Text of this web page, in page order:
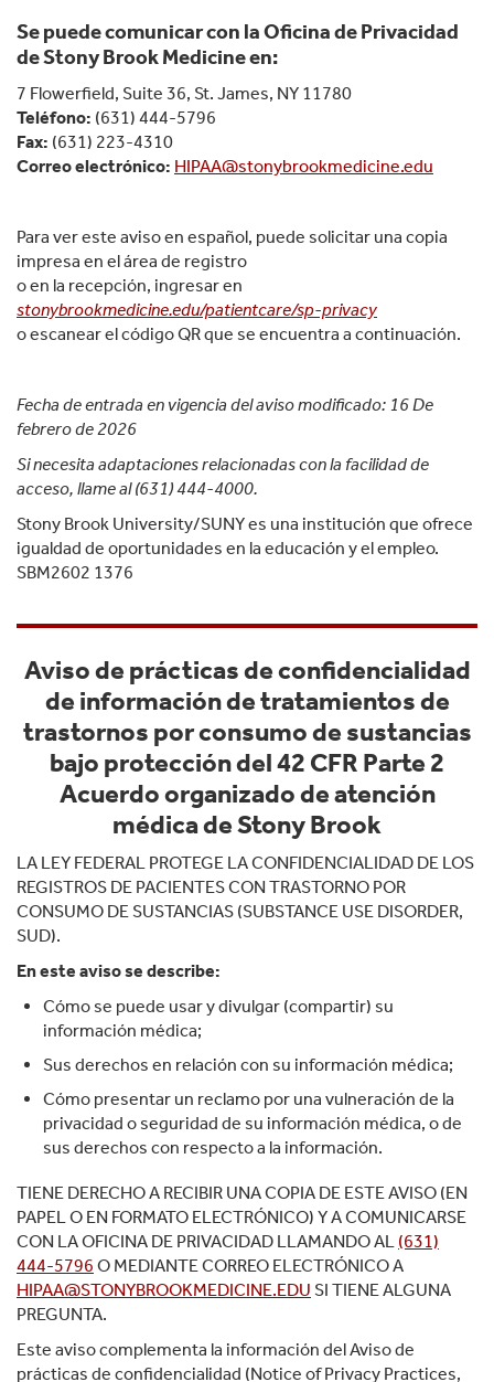
Se puede comunicar con la Oficina de Privacidad
de Stony Brook Medicine en:
7 Flowerfield, Suite 36, St. James, NY 11780
Teléfono: (631) 444-5796
Fax: (631) 223-4310
Correo electrónico: HIPAA@stonybrookmedicine.edu
Para ver este aviso en español, puede solicitar una copia
impresa en el área de registro
o en la recepción, ingresar en
stonybrookmedicine.edu/patientcare/sp-privacy
o escanear el código QR que se encuentra a continuación.
Fecha de entrada en vigencia del aviso modificado: 16 De
febrero de 2026
Si necesita adaptaciones relacionadas con la facilidad de
acceso, llame al (631) 444-4000.
Stony Brook University/SUNY es una institución que ofrece
igualdad de oportunidades en la educación y el empleo.
SBM2602 1376
Aviso de prácticas de confidencialidad
de información de tratamientos de
trastornos por consumo de sustancias
bajo protección del 42 CFR Parte 2
Acuerdo organizado de atención
médica de Stony Brook
LA LEY FEDERAL PROTEGE LA CONFIDENCIALIDAD DE LOS
REGISTROS DE PACIENTES CON TRASTORNO POR
CONSUMO DE SUSTANCIAS (SUBSTANCE USE DISORDER,
SUD).
En este aviso se describe:
Cómo se puede usar y divulgar (compartir) su
información médica;
Sus derechos en relación con su información médica;
Cómo presentar un reclamo por una vulneración de la
privacidad o seguridad de su información médica, o de
sus derechos con respecto a la información.
TIENE DERECHO A RECIBIR UNA COPIA DE ESTE AVISO (EN
PAPEL O EN FORMATO ELECTRÓNICO) Y A COMUNICARSE
CON LA OFICINA DE PRIVACIDAD LLAMANDO AL (631)
444-5796 O MEDIANTE CORREO ELECTRÓNICO A
HIPAA@STONYBROOKMEDICINE.EDU SI TIENE ALGUNA
PREGUNTA.
Este aviso complementa la información del Aviso de
prácticas de confidencialidad (Notice of Privacy Practices,